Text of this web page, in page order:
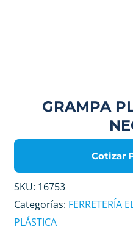
GRAMPA
Cotizar
SKU: 16753
Categorías: FERRETERÍA
PLÁSTICA